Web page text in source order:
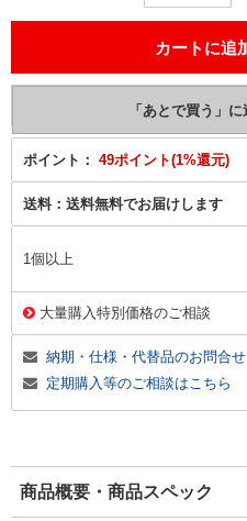
ポイント： 49ポイント(1%還元)
送料： 送料無料でお届けします
1個以上
大量購入特別価格のご相談
納期・仕様・代替品のお問合せ
定期購入等のご相談はこちら
商品概要・商品スペック